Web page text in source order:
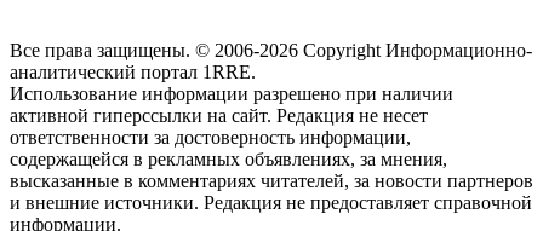
Все права защищены. © 2006-2026 Copyright Информационно-
аналитический портал 1RRE.
Использование информации разрешено при наличии
активной гиперссылки на сайт. Редакция не несет
ответственности за достоверность информации,
содержащейся в рекламных объявлениях, за мнения,
высказанные в комментариях читателей, за новости партнеров
и внешние источники. Редакция не предоставляет справочной
информации.